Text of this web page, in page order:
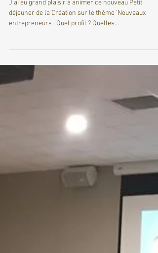
quelles attente
entrepreneurs : Quel profil ? Quelles...